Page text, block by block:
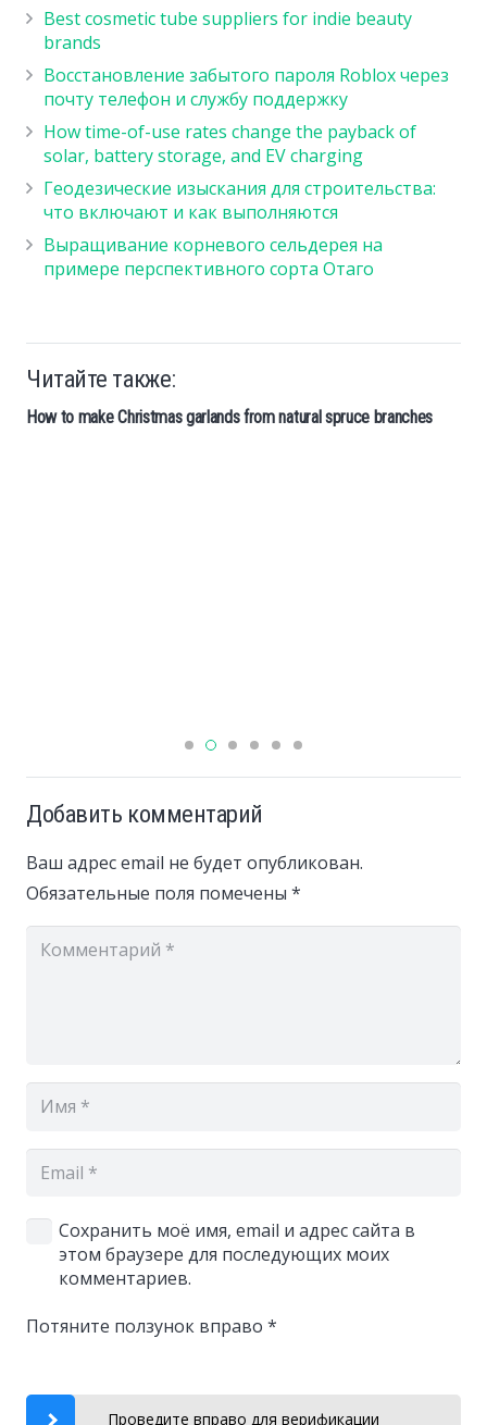
Best cosmetic tube suppliers for indie beauty
brands
Восстановление забытого пароля Roblox через
почту телефон и службу поддержку
How time-of-use rates change the payback of
solar, battery storage, and EV charging
Геодезические изыскания для строительства:
что включают и как выполняются
Выращивание корневого сельдерея на
примере перспективного сорта Отаго
Читайте также:
How to make Christmas garlands from natural spruce branches
Добавить комментарий
Ваш адрес email не будет опубликован.
Обязательные поля помечены *
Сохранить моё имя, email и адрес сайта в
этом браузере для последующих моих
комментариев.
Потяните ползунок вправо *
Проведите вправо для верификации